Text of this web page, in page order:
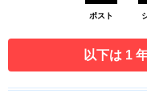
ポスト
以下は 1